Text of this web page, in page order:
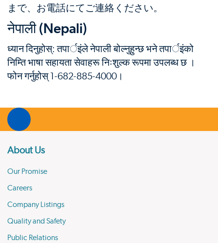
まで、お電話にてご連絡ください。
नेपाली (Nepali)
ध्यान दिनुहोस्: तपार्इंले नेपाली बोल्नुहुन्छ भने तपार्इंको
निम्ति भाषा सहायता सेवाहरू निःशुल्क रूपमा उपलब्ध छ ।
फोन गर्नुहोस् 1-682-885-4000।
About Us
Our Promise
Careers
Company Listings
Quality and Safety
Public Relations